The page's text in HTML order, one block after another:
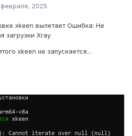
2025
xkeen вылетает Ошибка: Не
загрузки Xray
xkeen не запускается...